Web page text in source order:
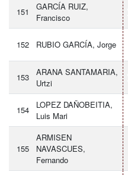
151
GARCÍA RUIZ,
Francisco
152 RUBIO GARCÍA, Jorge
153
ARANA SANTAMARIA,
Urtzi
154
LOPEZ DAÑOBEITIA,
Luis Mari
155
ARMISEN
NAVASCUES,
Fernando